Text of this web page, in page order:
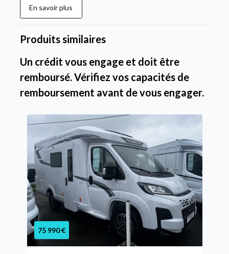
En savoir plus
Produits similaires
Un crédit vous engage et doit être
remboursé. Vérifiez vos capacités de
remboursement avant de vous engager.
75 990 €